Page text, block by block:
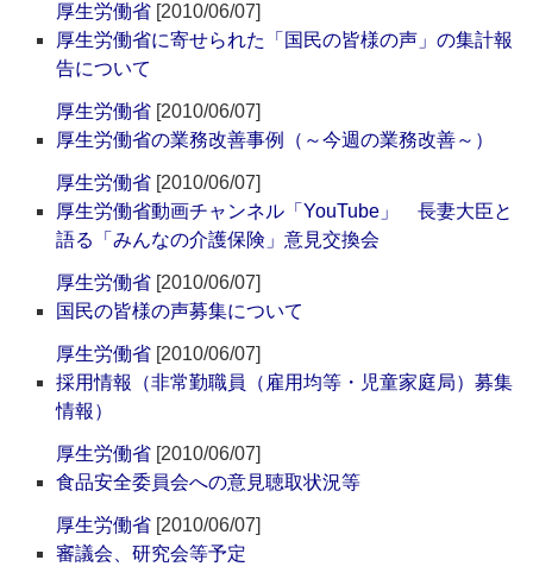
厚生労働省 [2010/06/07]
厚生労働省に寄せられた「国民の皆様の声」の集計報
告について
厚生労働省 [2010/06/07]
厚生労働省の業務改善事例（～今週の業務改善～）
厚生労働省 [2010/06/07]
厚生労働省動画チャンネル「YouTube」 長妻大臣と
語る「みんなの介護保険」意見交換会
厚生労働省 [2010/06/07]
国民の皆様の声募集について
厚生労働省 [2010/06/07]
採用情報（非常勤職員（雇用均等・児童家庭局）募集
情報）
厚生労働省 [2010/06/07]
食品安全委員会への意見聴取状況等
厚生労働省 [2010/06/07]
審議会、研究会等予定